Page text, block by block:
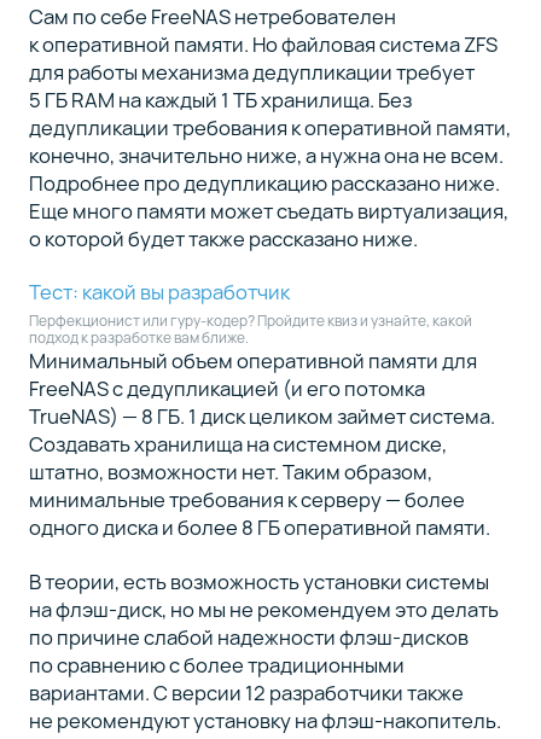
Сам по себе FreeNAS нетребователен
к оперативной памяти. Но файловая система ZFS
для работы механизма дедупликации требует
5 ГБ RAM на каждый 1 ТБ хранилища. Без
дедупликации требования к оперативной памяти,
конечно, значительно ниже, а нужна она не всем.
Подробнее про дедупликацию рассказано ниже.
Еще много памяти может съедать виртуализация,
о которой будет также рассказано ниже.
Минимальный объем оперативной памяти для
FreeNAS с дедупликацией (и его потомка
TrueNAS) — 8 ГБ. 1 диск целиком займет система.
Создавать хранилища на системном диске,
штатно, возможности нет. Таким образом,
минимальные требования к серверу — более
одного диска и более 8 ГБ оперативной памяти.
В теории, есть возможность установки системы
на флэш-диск, но мы не рекомендуем это делать
по причине слабой надежности флэш-дисков
по сравнению с более традиционными
вариантами. С версии 12 разработчики также
не рекомендуют установку на флэш-накопитель.
Тест: какой вы разработчик
Перфекционист или гуру-кодер? Пройдите квиз и узнайте, какой
подход к разработке вам ближе.